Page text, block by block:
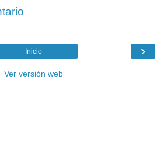
›
Inicio
Ver versión web